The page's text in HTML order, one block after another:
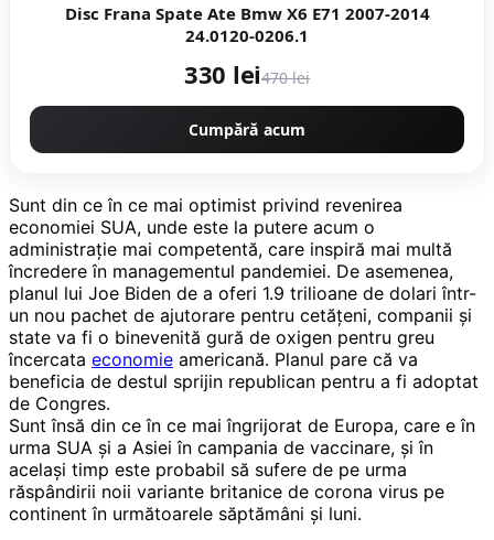
Disc Frana Spate Ate Bmw X6 E71 2007-2014
24.0120-0206.1
330 lei470 lei
Cumpără acum
Sunt din ce în ce mai optimist privind revenirea
economiei SUA, unde este la putere acum o
administrație mai competentă, care inspiră mai multă
încredere în managementul pandemiei. De asemenea,
planul lui Joe Biden de a oferi 1.9 trilioane de dolari într-
un nou pachet de ajutorare pentru cetățeni, companii și
state va fi o binevenită gură de oxigen pentru greu
încercata economie americană. Planul pare că va
beneficia de destul sprijin republican pentru a fi adoptat
de Congres.
Sunt însă din ce în ce mai îngrijorat de Europa, care e în
urma SUA și a Asiei în campania de vaccinare, și în
același timp este probabil să sufere de pe urma
răspândirii noii variante britanice de corona virus pe
continent în următoarele săptămâni și luni.